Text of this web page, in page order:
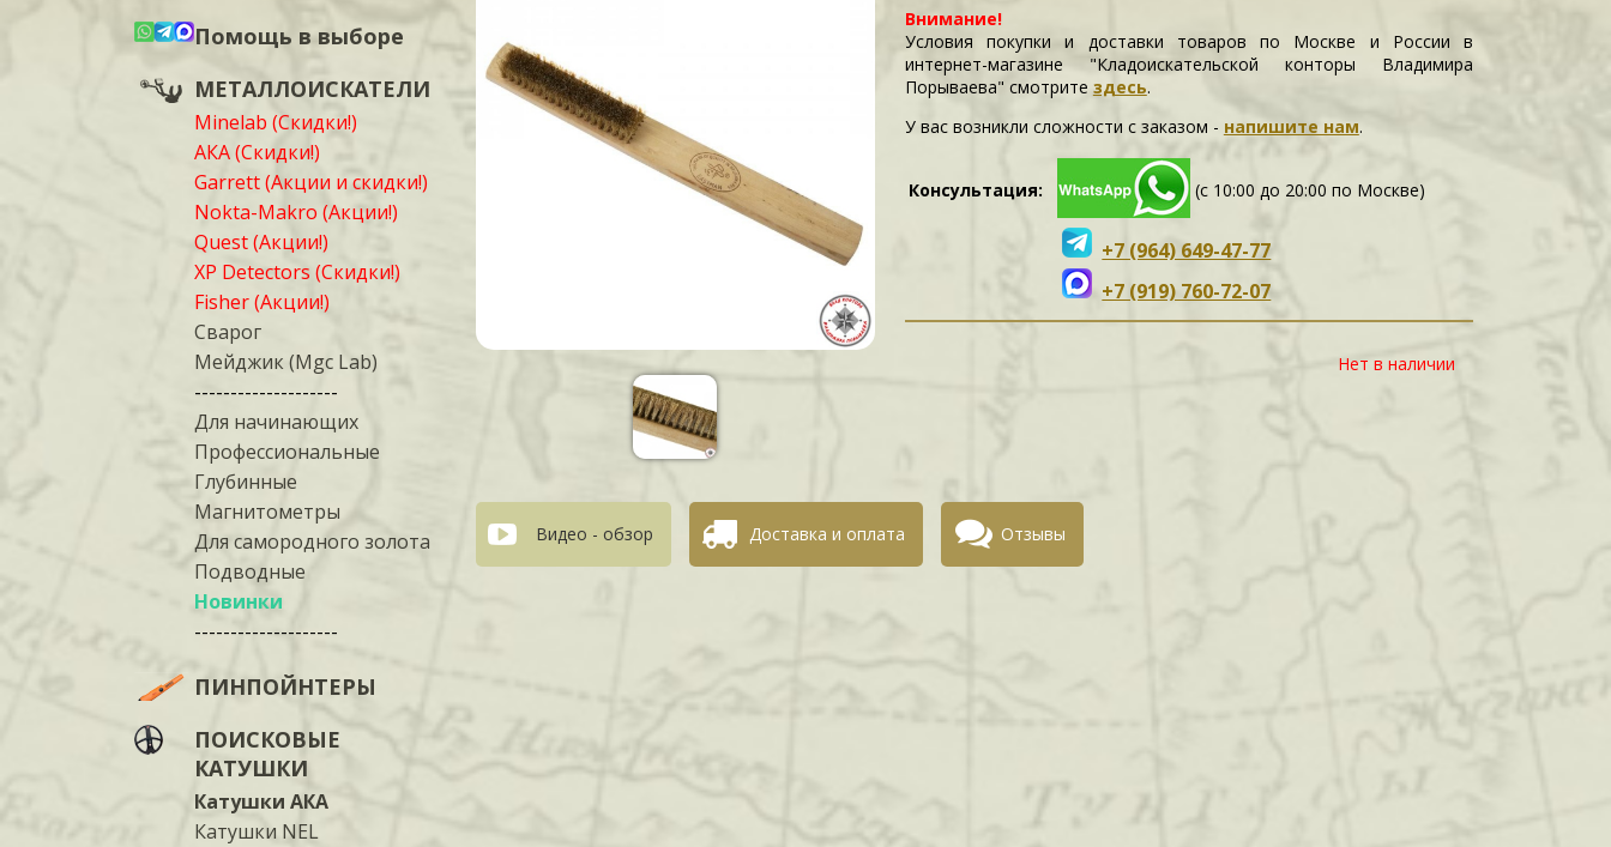
Помощь в выборе
МЕТАЛЛОИСКАТЕЛИ
Minelab (Скидки!)
АКА (Скидки!)
Garrett (Акции и скидки!)
Nokta-Makro (Акции!)
Quest (Акции!)
XP Detectors (Скидки!)
Fisher (Акции!)
Сварог
Мейджик (Mgc Lab)
--------------------
Для начинающих
Профессиональные
Глубинные
Магнитометры
Для самородного золота
Подводные
Новинки
--------------------
ПИНПОЙНТЕРЫ
ПОИСКОВЫЕ
КАТУШКИ
Катушки АКА
Катушки NEL
Внимание!
Условия покупки и доставки товаров по Москве и России в
интернет-магазине "Кладоискательской конторы Владимира
Порываева" смотрите здесь.
У вас возникли сложности c заказом - напишите нам.
Консультация: (с 10:00 до 20:00 по Москве)
+7 (964) 649-47-77
+7 (919) 760-72-07
Нет в наличии
Видео - обзор Доставка и оплата Отзывы